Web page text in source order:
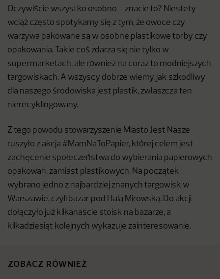
Oczywiście wszystko osobno – znacie to? Niestety
wciąż często spotykamy się z tym, że owoce czy
warzywa pakowane są w osobne plastikowe torby czy
opakowania. Takie coś zdarza się nie tylko w
supermarketach, ale również na coraz to modniejszych
targowiskach. A wszyscy dobrze wiemy, jak szkodliwy
dla naszego środowiska jest plastik, zwłaszcza ten
nierecyklingowany.
Z tego powodu stowarzyszenie Miasto Jest Nasze
ruszyło z akcja #MamNaToPapier, której celem jest
zachęcenie społeczeństwa do wybierania papierowych
opakowań, zamiast plastikowych. Na początek
wybrano jedno z najbardziej znanych targowisk w
Warszawie, czyli bazar pod Halą Mirowską. Do akcji
dołączyło już kilkanaście stoisk na bazarze, a
kilkadziesiąt kolejnych wykazuje zainteresowanie.
ZOBACZ RÓWNIEŻ